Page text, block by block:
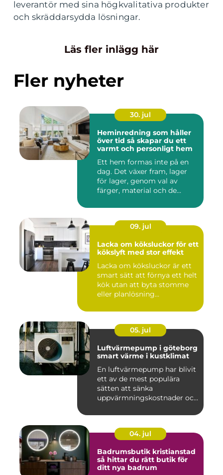
leverantör med sina högkvalitativa produkter
och skräddarsydda lösningar.
Läs fler inlägg här
Fler nyheter
30. jul
Heminredning som håller
över tid så skapar du ett
varmt och personligt hem
Ett hem formas inte på en
dag. Det växer fram, lager
för lager, genom val av
färger, material och de...
09. jul
Lacka om köksluckor för ett
kökslyft med stor effekt
Lacka om köksluckor är ett
smart sätt att förnya ett helt
kök utan att byta stomme
eller planlösning...
05. jul
Luftvärmepump i göteborg
smart värme i kustklimat
En luftvärmepump har blivit
ett av de mest populära
sätten att sänka
uppvärmningskostnader och
04. jul
Badrumsbutik kristianstad
så hittar du rätt butik för
ditt nya badrum